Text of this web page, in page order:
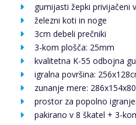
gumijasti žepki privijačeni
železni koti in noge
3cm debeli prečniki
3-kom plošča: 25mm
kvalitetna K-55 odbojna
igralna površina:
zunanje mere:
prostor za popolno
pakirano v 8 škatel + 3-